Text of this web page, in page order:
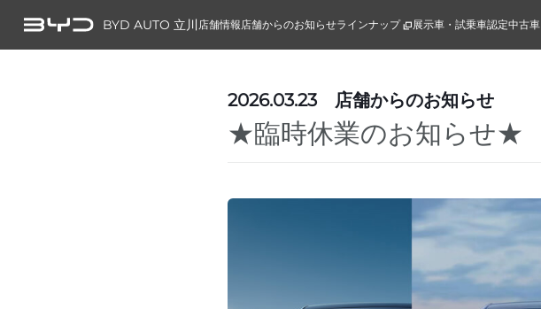
BYD AUTO 立川 店舗情報店舗からのお知らせラインナップ 展示車・試乗車認定中古車
2026.03.23 店舗からのお知らせ
★臨時休業のお知らせ★